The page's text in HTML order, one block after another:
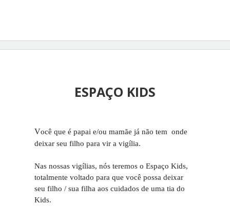
ESPAÇO KIDS
Você que é papai e/ou mamãe já não tem  onde
deixar seu filho para vir a vigília.
Nas nossas vigílias, nós teremos o Espaço Kids,
totalmente voltado para que você possa deixar
seu filho / sua filha aos cuidados de uma tia do
Kids.